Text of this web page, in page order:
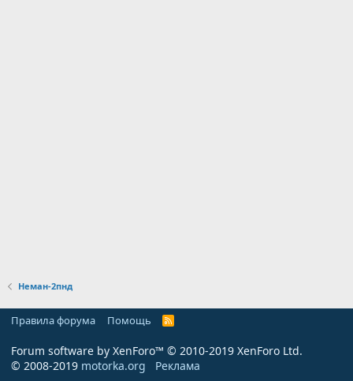
Неман-2пнд
Правила форума Помощь
R
Forum software by XenForo™ © 2010-2019 XenForo Ltd.
© 2008-2019 motorka.org Реклама